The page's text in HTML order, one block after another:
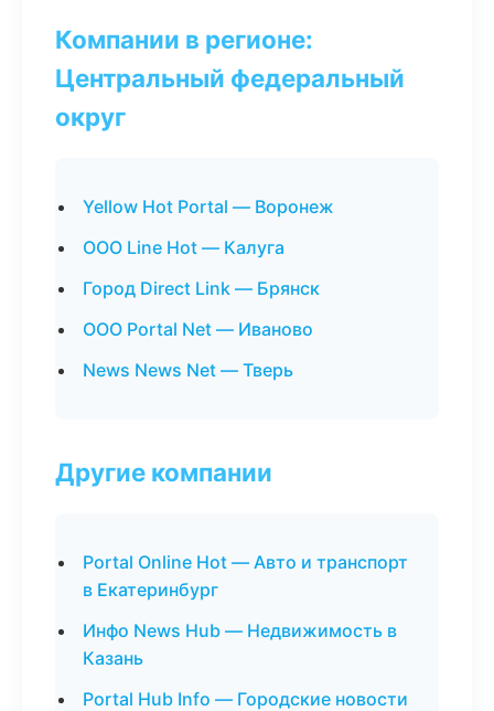
Компании в регионе:
Центральный федеральный
округ
Yellow Hot Portal — Воронеж
ООО Line Hot — Калуга
Город Direct Link — Брянск
ООО Portal Net — Иваново
News News Net — Тверь
Другие компании
Portal Online Hot — Авто и транспорт
в Екатеринбург
Инфо News Hub — Недвижимость в
Казань
Portal Hub Info — Городские новости